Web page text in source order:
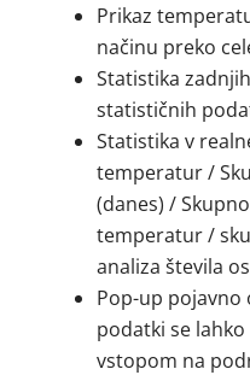
Prikaz
načinu preko
Statistika
statističnih
Statistika v
temperatur /
(danes) /
temperatur /
analiza števila
Pop-up
podatki se
vstopom na